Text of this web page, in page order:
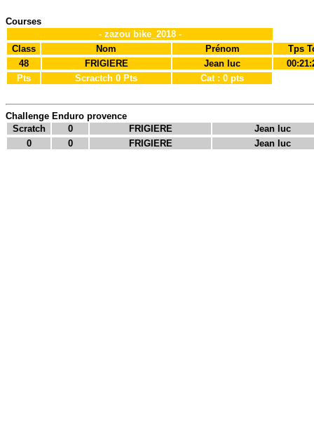
Courses
- zazou bike_2018 -
Class
Nom Prénom
Tps
48
FRIGIERE Jean luc
Pts
Scractch 0 Pts Cat : 0 pts
Challenge Enduro provence
Scratch
0 FRIGIERE
Jean luc
0
0 FRIGIERE Jean luc